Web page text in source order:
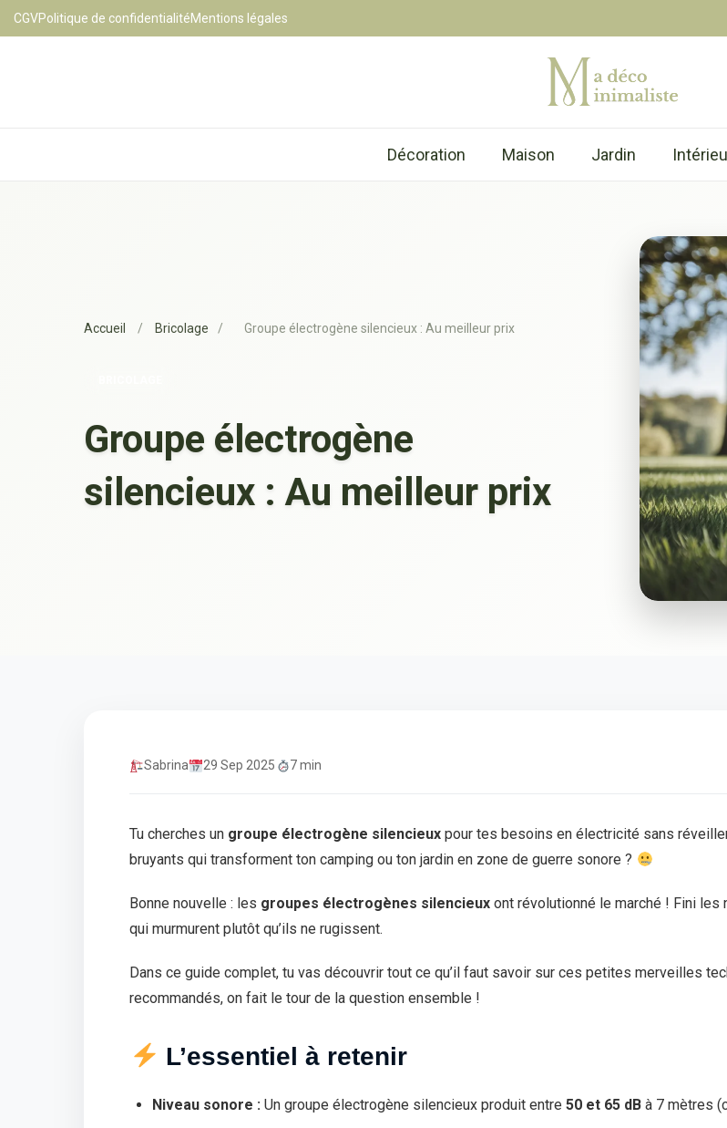
CGVPolitique de confidentialitéMentions légales
Décoration Maison Jardin
Accueil / Bricolage / Groupe électrogène silencieux : Au meilleur prix
Groupe électrogène
silencieux : Au meilleur prix
Sabrina 29 Sep 2025 7 min
Tu cherches un groupe électrogène silencieux pour tes besoins en électricité sans
bruyants qui transforment ton camping ou ton jardin en zone de guerre sonore ?
Bonne nouvelle : les groupes électrogènes silencieux ont révolutionné le marché ! Fini
qui murmurent plutôt qu’ils ne rugissent.
Dans ce guide complet, tu vas découvrir tout ce qu’il faut savoir sur ces petites merveilles
recommandés, on fait le tour de la question ensemble !
L’essentiel à retenir
Niveau sonore : Un groupe électrogène silencieux produit entre 50 et 65 dB à 7 mètres